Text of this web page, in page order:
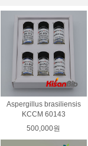
Aspergillus brasiliensis
KCCM 60143
500,000원